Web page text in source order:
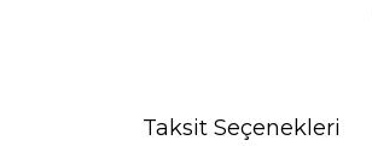
Taksit Seçenekleri